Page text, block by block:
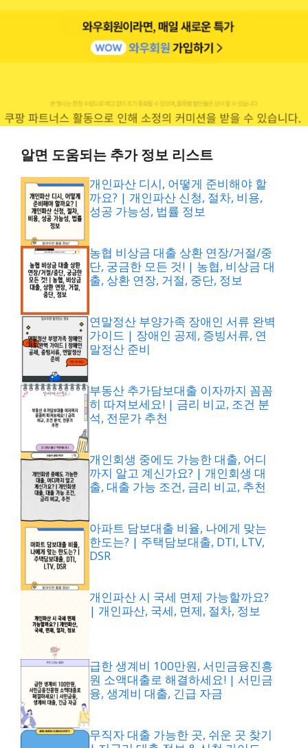
알면 도움되는 추가 정보 리스트
개인파산 디시, 어떻게 준비해야 할
까요? | 개인파산 신청, 절차, 비용,
성공 가능성, 법률 정보
농협 비상금 대출 상환 연장/거절/중
단, 궁금한 모든 것! | 농협, 비상금 대
출, 상환 연장, 거절, 중단, 정보
연말정산 부양가족 장애인 서류 완벽
가이드 | 장애인 공제, 증빙서류, 연
말정산 준비
부동산 추가담보대출 이자까지 꼼꼼
히 따져보세요! | 금리 비교, 조건 분
석, 전문가 추천
개인회생 중에도 가능한 대출, 어디
까지 알고 계신가요? | 개인회생 대
출, 대출 가능 조건, 금리 비교, 추천
아파트 담보대출 비율, 나에게 맞는
한도는? | 주택담보대출, DTI, LTV,
DSR
개인파산 시 국세 면제 가능할까요?
| 개인파산, 국세, 면제, 절차, 정보
급한 생계비 100만원, 서민금융진흥
원 소액대출로 해결하세요! | 서민금
융, 생계비 대출, 긴급 자금
무직자 대출 가능한 곳, 쉬운 곳 찾기